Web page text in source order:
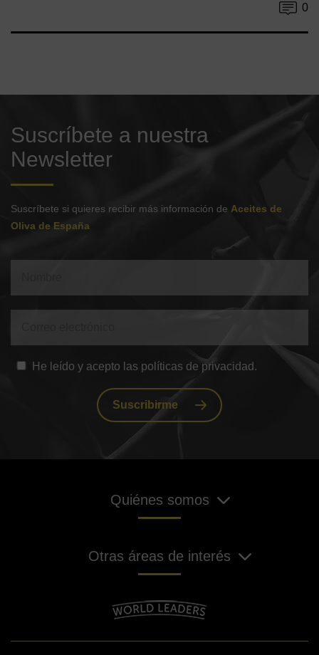
0
He leído y acepto las políticas de privacidad.
Suscribirme
Suscríbete a nuestra
Newsletter
Suscríbete si quieres recibir más información de Aceites de
Oliva de España
Quiénes somos
Otras áreas de interés